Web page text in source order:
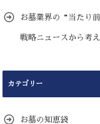
お墓業界の“当たり
戦略ニュースから考
カテゴリー
お墓の知恵袋